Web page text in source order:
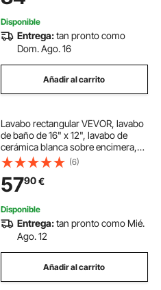
Jabón, Negro
Disponible
Entrega:tan pronto como
Dom. Ago. 16
Añadir al carrito
Lavabo rectangular VEVOR, lavabo
de baño de 16" x 12", lavabo de
cerámica blanca sobre encimera,
estilo moderno, elegante y
luminoso, perfecto para baño,
hotel, inodoro, RV
(6)
5790€
Disponible
Entrega:tan pronto como Mié.
Ago. 12
Añadir al carrito